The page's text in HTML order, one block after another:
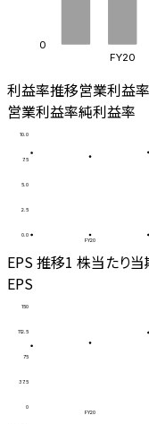
0
FY20
利益率推移営業利益
営業利益率純利益率
0.0
2.5
5.0
7.5
10.0
FY20
EPS 推移1 株当たり
EPS
0
37.5
75
112.5
150
FY20